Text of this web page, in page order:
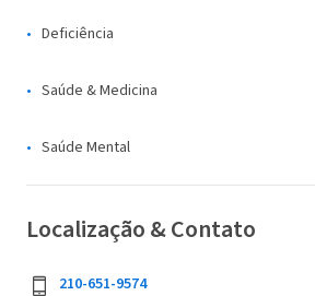
Deficiência
Saúde & Medicina
Saúde Mental
Localização & Contato
210-651-9574